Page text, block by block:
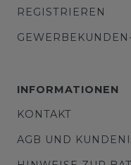
REGISTRIEREN
INFORMATIONEN
KONTAKT
AGB UND